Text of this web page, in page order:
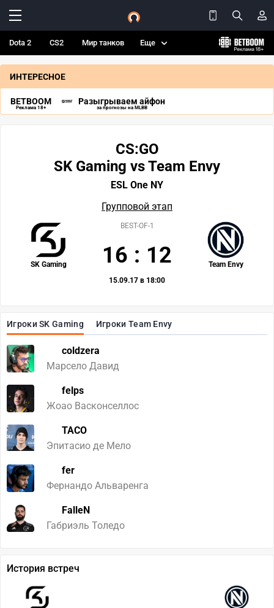
Dota 2 CS2 Мир танков Еще
ИНТЕРЕСНОЕ
BETBOOM
Реклама 18+
Разыгрываем айфон
за прогнозы на MLBB
Игроки SK Gaming Игроки Team Envy
coldzera
Марсело Давид
felps
Жоао Васконселлос
TACO
Эпитасио де Мело
fer
Фернандо Альваренга
FalleN
Габриэль Толедо
CS:GO
SK Gaming vs Team Envy
ESL One NY
Групповой этап
SK Gaming Team Envy
BEST-OF-1
16 : 12
15.09.17 в 18:00
История встреч